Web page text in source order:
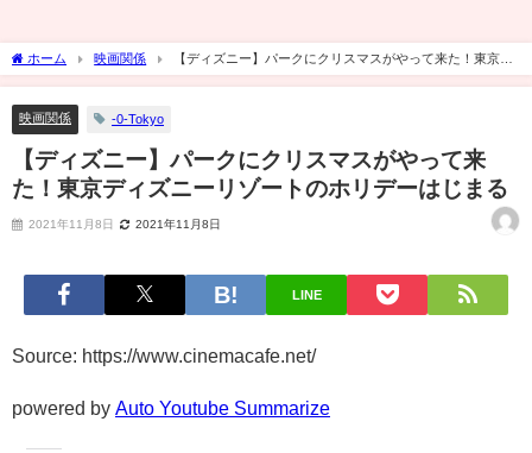
ホーム 映画関係
【ディズニー】パークにクリスマスがやって来た！東京デ
ィズニーリゾートのホリデーはじまる
映画関係 -0-Tokyo
【ディズニー】パークにクリスマスがやって来
た！東京ディズニーリゾートのホリデーはじまる
2021年11月8日 2021年11月8日
LINE
Source: https://www.cinemacafe.net/
powered by Auto Youtube Summarize